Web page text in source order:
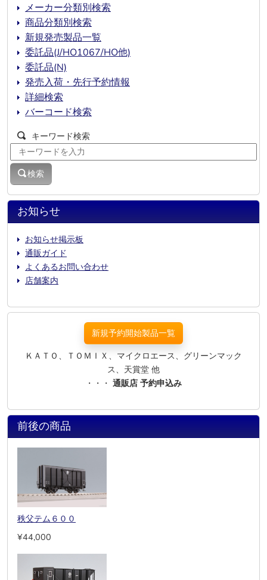
お知らせ
お知らせ掲示板
通販ガイド
よくあるお問い合わせ
店舗案内
メーカー分類別検索
商品分類別検索
新規発売製品一覧
委託品(J/HO1067/HO他)
委託品(N)
発売入荷・先行予約情報
詳細検索
バーコード検索
キーワード検索
検索
新規予約開始製品一覧
ＫＡＴＯ、ＴＯＭＩＸ、マイクロエース、グリーンマック
ス、天賞堂 他
・・・ 通販店 予約申込み
前後の商品
秩父テム６００
¥44,000